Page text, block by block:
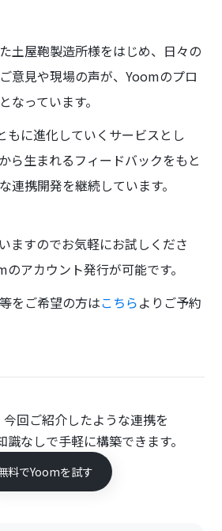
土屋鞄製造所様をはじめ、日々の
意見や現場の声が、Yoomのプロ
なっています。
もに進化していくサービスとし
ら生まれるフィードバックをもと
連携開発を継続しています。
ますのでお気軽にお試しくださ
のアカウント発行が可能です。
をご希望の方はこちらよりご予約
回ご紹介したような連携を
識なしで手軽に構築できます。
料でYoomを試す